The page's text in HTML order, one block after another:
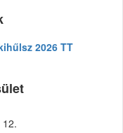
2026 TT